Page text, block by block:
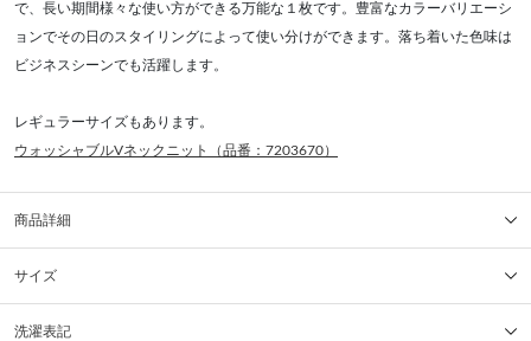
で、長い期間様々な使い方ができる万能な１枚です。豊富なカラーバリエーシ
ョンでその日のスタイリングによって使い分けができます。落ち着いた色味は
ビジネスシーンでも活躍します。
レギュラーサイズもあります。
ウォッシャブルVネックニット（品番：7203670）
商品詳細
サイズ
洗濯表記